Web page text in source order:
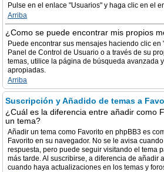
Pulse en el enlace "Usuarios" y haga clic en el
Arriba
¿Como se puede encontrar mis propios
Puede encontrar sus mensajes haciendo clic en
Panel de Control de Usuario o a través de su
temas, utilice la página de búsqueda avanzada
apropiadas.
Arriba
Suscripción y Añadido de temas a
¿Cuál es la diferencia entre añadir como
un tema?
Añadir un tema como Favorito en phpBB3 es
Favorito en su navegador. No se le avisa
respuesta, pero puede seguir visitando el tema
más tarde. Al suscribirse, a diferencia de añadir
cuando haya actualizaciones en los temas y